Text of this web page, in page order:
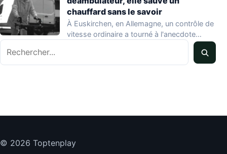
chauffard sans le savoir
À Euskirchen, en Allemagne, un contrôle de
vitesse ordinaire a tourné à l'anecdote
© 2026 Toptenplay